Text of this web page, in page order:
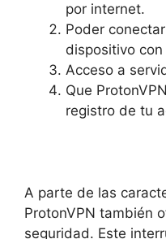
por internet.
Poder
dispositivo con
Acceso a
Que
registro de tu
A parte de las
ProtonVPN también
seguridad. Este